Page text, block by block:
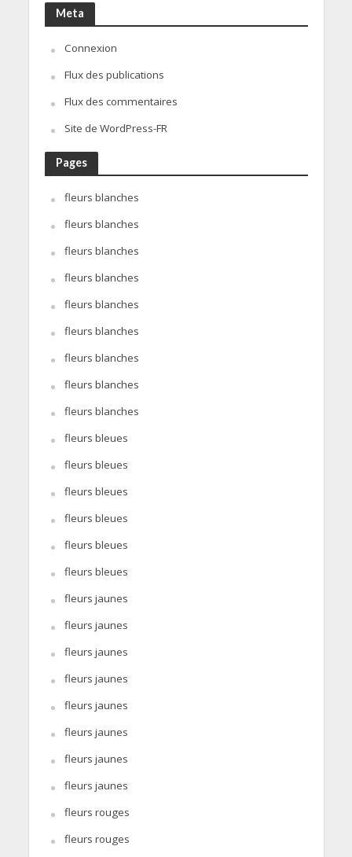
Meta
Connexion
Flux des publications
Flux des commentaires
Site de WordPress-FR
Pages
fleurs blanches
fleurs blanches
fleurs blanches
fleurs blanches
fleurs blanches
fleurs blanches
fleurs blanches
fleurs blanches
fleurs blanches
fleurs bleues
fleurs bleues
fleurs bleues
fleurs bleues
fleurs bleues
fleurs bleues
fleurs jaunes
fleurs jaunes
fleurs jaunes
fleurs jaunes
fleurs jaunes
fleurs jaunes
fleurs jaunes
fleurs jaunes
fleurs rouges
fleurs rouges